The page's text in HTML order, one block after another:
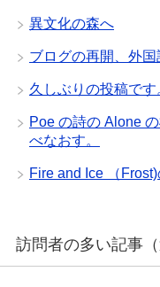
異文化の森へ
ブログの再開、外
久しぶりの投稿です
Poe の詩の Alone
べなおす。
Fire and Ice （
訪問者の多い記事（